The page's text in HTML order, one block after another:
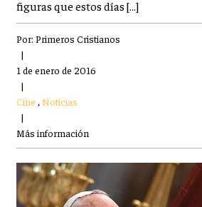
figuras que estos días […]
Por: Primeros Cristianos
|
1 de enero de 2016
|
Cine , Noticias
|
Más información